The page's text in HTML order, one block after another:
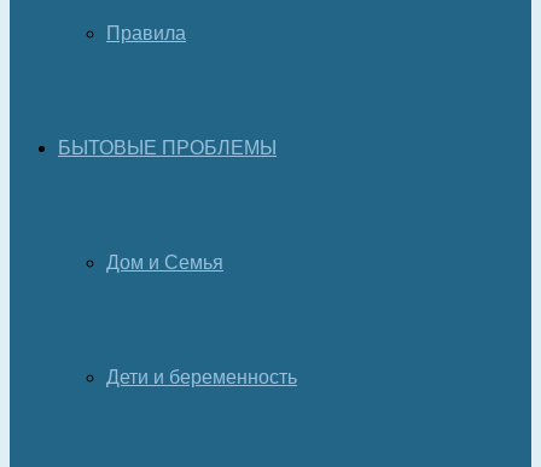
Правила
БЫТОВЫЕ ПРОБЛЕМЫ
Дом и Семья
Дети и беременность